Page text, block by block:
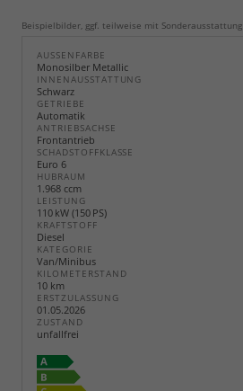
Beispielbilder, ggf. teilweise mit Sonderausstattung
AUSSENFARBE
Monosilber Metallic
INNENAUSSTATTUNG
Schwarz
GETRIEBE
Automatik
ANTRIEBSACHSE
Frontantrieb
SCHADSTOFFKLASSE
Euro 6
HUBRAUM
1.968 ccm
LEISTUNG
110 kW (150 PS)
KRAFTSTOFF
Diesel
KATEGORIE
Van/Minibus
KILOMETERSTAND
10 km
ERSTZULASSUNG
01.05.2026
ZUSTAND
unfallfrei